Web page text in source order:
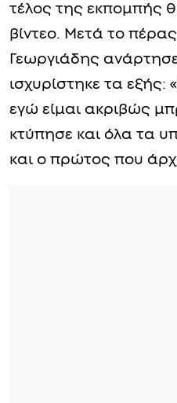
τέλος της εκπομπής
βίντεο. Μετά το
Γεωργιάδης
ισχυρίστηκε τα εξής:
εγώ είμαι ακριβώς
κτύπησε και όλα τα
και ο πρώτος που